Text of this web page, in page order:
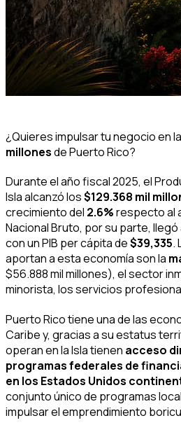
¿Quieres impulsar tu negocio en
millonesde Puerto Rico?
Durante el año fiscal 2025, el
Isla alcanzó los$129.368 mil
crecimiento del 2.6%respecto al
Nacional Bruto, por su parte, llegó
con un PIB per cápita de$39,335.
aportan a esta economía son la
$56.888 mil millones), el sector
minorista, los servicios
Puerto Rico tiene una de las
Caribe y, gracias a su estatus
operan en la Isla tienen acceso
programas federales de
en los Estados Unidos
conjunto único de programas
impulsar el emprendimiento